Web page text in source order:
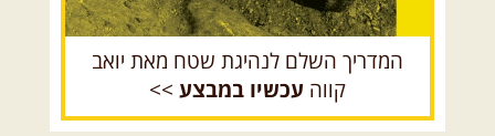
בחרנו לילה מיוחד לטיול מיוחד!
השמיים יהיו נקיים, הכוכבים ...
[המשך]
14.08.2026 שישי- מעיינות
המדריך השלם לנהיגת שטח מאת יואב
קווה עכשיו במבצע >>